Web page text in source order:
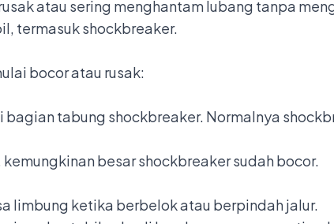
atau sering menghantam lubang tanpa
termasuk shockbreaker.
bocor atau rusak:
tabung shockbreaker. Normalnya
besar shockbreaker sudah bocor.
limbung ketika berbelok atau berpindah jalur.